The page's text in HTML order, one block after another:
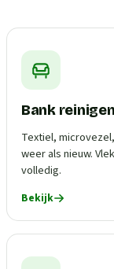
Bank reinigen
Textiel,
weer als nieuw.
volledig.
Bekijk